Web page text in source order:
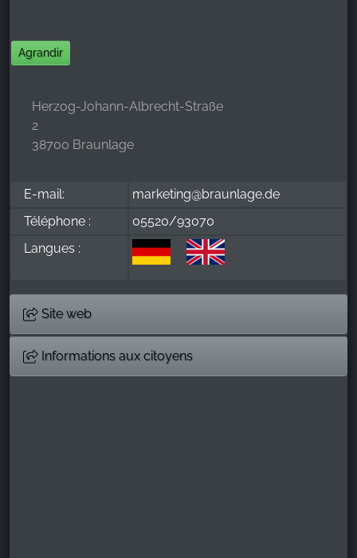
Agrandir
Herzog-Johann-Albrecht-Straße
2
38700 Braunlage
E-mail:
marketing@braunlage.de
Téléphone :
05520/93070
Langues :
Site web
Informations aux citoyens